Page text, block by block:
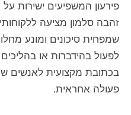
פירעון המשפיעים ישירות
זהבה סלמון מציעה
שמפחית סיכונים ומונע
לפעול בהידברות או
בכתובת מקצועית לאנשים
פעולה אחראית.